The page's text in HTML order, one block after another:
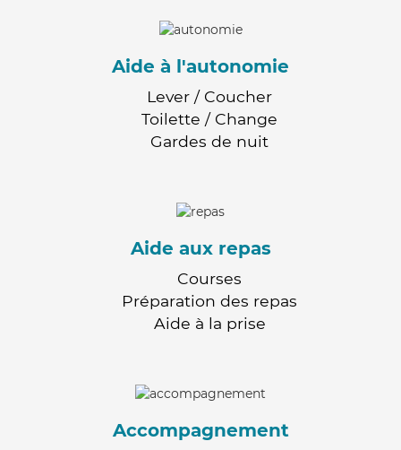
Aide à l'autonomie
Lever / Coucher
Toilette / Change
Gardes de nuit
Aide aux repas
Courses
Préparation des repas
Aide à la prise
Accompagnement